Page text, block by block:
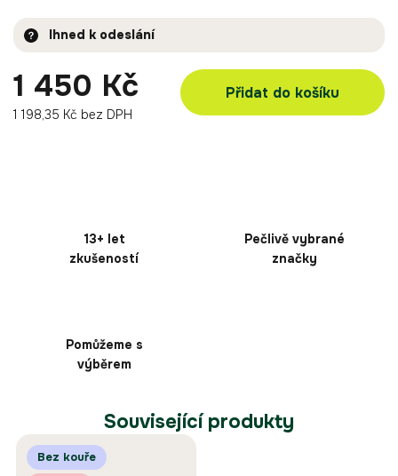
1 450 Kč
1 198,35 Kč bez DPH
Ihned k odeslání
Přidat do košíku
13+ let
zkušeností
Pečlivě vybrané
značky
Pomůžeme s
výběrem
Související produkty
Bez kouře